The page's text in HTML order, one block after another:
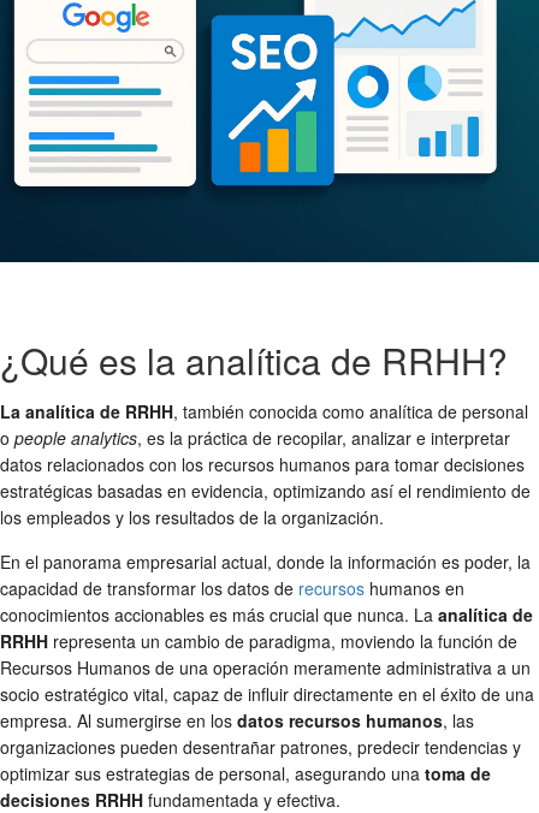
¿Qué es la analítica de RRHH?
La analítica de RRHH, también conocida como analítica de personal
o people analytics, es la práctica de recopilar, analizar e interpretar
datos relacionados con los recursos humanos para tomar decisiones
estratégicas basadas en evidencia, optimizando así el rendimiento de
los empleados y los resultados de la organización.
En el panorama empresarial actual, donde la información es poder, la
capacidad de transformar los datos de recursos humanos en
conocimientos accionables es más crucial que nunca. La analítica de
RRHH representa un cambio de paradigma, moviendo la función de
Recursos Humanos de una operación meramente administrativa a un
socio estratégico vital, capaz de influir directamente en el éxito de una
empresa. Al sumergirse en los datos recursos humanos, las
organizaciones pueden desentrañar patrones, predecir tendencias y
optimizar sus estrategias de personal, asegurando una toma de
decisiones RRHH fundamentada y efectiva.